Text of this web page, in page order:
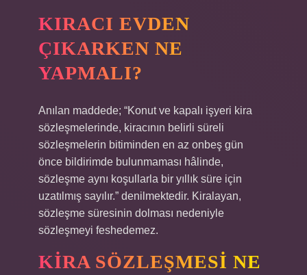
KIRACI EVDEN
ÇIKARKEN NE
YAPMALI?
Anılan maddede; “Konut ve kapalı işyeri kira
sözleşmelerinde, kiracının belirli süreli
sözleşmelerin bitiminden en az onbeş gün
önce bildirimde bulunmaması hâlinde,
sözleşme aynı koşullarla bir yıllık süre için
uzatılmış sayılır.” denilmektedir. Kiralayan,
sözleşme süresinin dolması nedeniyle
sözleşmeyi feshedemez.
KIRA SÖZLEŞMESI NE